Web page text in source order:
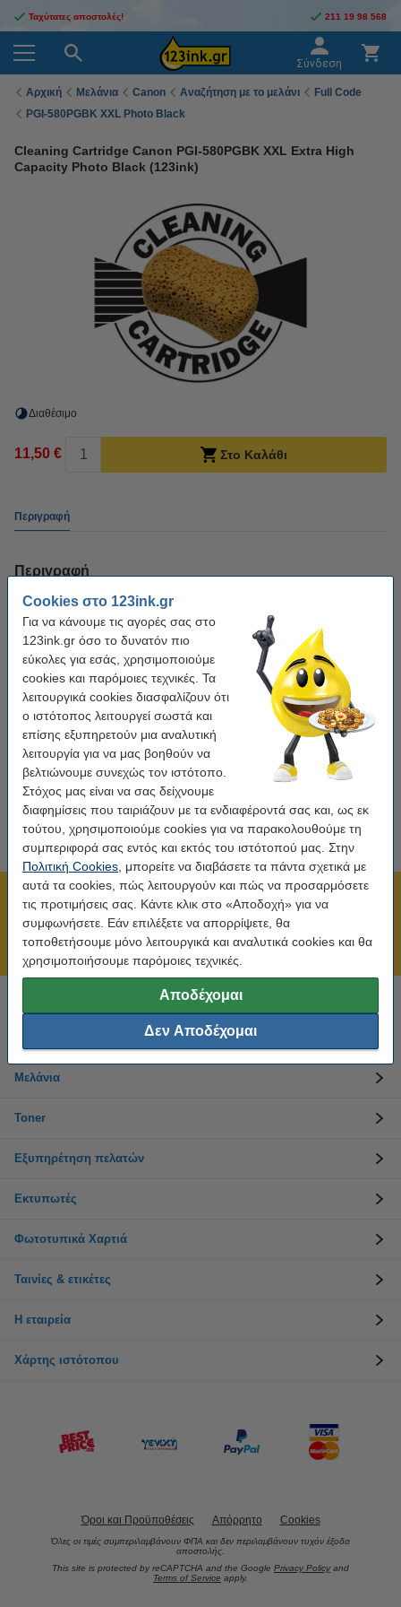
Cookies στο 123ink.gr
Για να κάνουμε τις αγορές σας στο
123ink.gr όσο το δυνατόν πιο
εύκολες για εσάς, χρησιμοποιούμε
cookies και παρόμοιες τεχνικές. Τα
λειτουργικά cookies διασφαλίζουν ότι
ο ιστότοπος λειτουργεί σωστά και
επίσης εξυπηρετούν μια αναλυτική
λειτουργία για να μας βοηθούν να
βελτιώνουμε συνεχώς τον ιστότοπο.
Στόχος μας είναι να σας δείχνουμε
διαφημίσεις που ταιριάζουν με τα ενδιαφέροντά σας και, ως εκ
τούτου, χρησιμοποιούμε cookies για να παρακολουθούμε τη
συμπεριφορά σας εντός και εκτός του ιστότοπού μας. Στην
Πολιτική Cookies , μπορείτε να διαβάσετε τα πάντα σχετικά με
αυτά τα cookies, πώς λειτουργούν και πώς να προσαρμόσετε
τις προτιμήσεις σας. Κάντε κλικ στο «Αποδοχή» για να
συμφωνήσετε. Εάν επιλέξετε να απορρίψετε, θα
τοποθετήσουμε μόνο λειτουργικά και αναλυτικά cookies και θα
χρησιμοποιήσουμε παρόμοιες τεχνικές.
Αποδέχομαι
Δεν Αποδέχομαι
Ταχύτατες αποστολές! 211 19 98 568
Σύνδεση
Αρχική Μελάνια Canon Αναζήτηση με το μελάνι
Full Code
PGI-580PGBK XXL Photo Black
Cleaning Cartridge Canon PGI-580PGBK XXL Extra High
Capacity Photo Black (123ink)
Διαθέσιμο
11,50 € Στο Καλάθι
Περιγραφή
Περιγραφή
Η κασέτα καθαρισμού υψηλής χωρητικότητας Canon PGI-580PGBK XXL
Photo Black εξαιρετικά υψηλής χωρητικότητας (123ink) μπορεί να
χρησιμοποιηθεί για περίπου 10 καθαρισμούς.
Θέλετε να απολαμβάνετε τον εκτυπωτή σας όσο το δυνατόν περισσότερο,
επομένως ο κατά καιρούς καθαρισμός είναι σημαντικός. Μια κασέτα
καθαρισμού εμποδίζει το φράξιμο των ακροφυσίων στην κεφαλή εκτύπωσης
και μπορεί να βελτιώσει την ποιότητα εκτύπωσης.
Πληροφορίες
Οδηγίες χρήσης των κασετών καθαρισμού.
Πιστοποίηση ISO
Άμεση αποστολή!
211 19 98 568
Χρειάζεσαι βοήθεια; Κάλεσε στο 211 19 98 568
Δευτέρα έως Παρασκευή: 10:00 π.μ. - 5:30 μ.μ
Μελάνια
Toner
Εξυπηρέτηση πελατών
Εκτυπωτές
Φωτοτυπικά Χαρτιά
Ταινίες & ετικέτες
Η εταιρεία
Χάρτης ιστότοπου
Όροι και Προϋποθέσεις Απόρρητο Cookies
Όλες οι τιμές συμπεριλαμβάνουν ΦΠΑ και δεν περιλαμβάνουν τυχόν έξοδα
αποστολής.
This site is protected by reCAPTCHA and the Google Privacy Policy and
Terms of Service apply.